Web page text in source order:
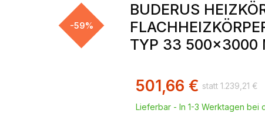
-59%
BUDERUS
TYP 33 500×3000
1.239,21 €
501,66 €
Lieferbar - In 1-3 Werktagen bei